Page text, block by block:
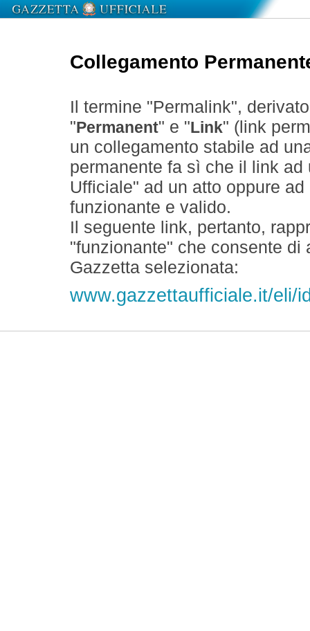
Collegamento
Il termine "Permalink",
" Permanent" e " Link" (link
un collegamento stabile ad
permanente fa sì che il link
Ufficiale" ad un atto oppure
funzionante e valido.
Il seguente link, pertanto,
"funzionante" che consente
Gazzetta selezionata:
www.gazzettaufficiale.it/eli/